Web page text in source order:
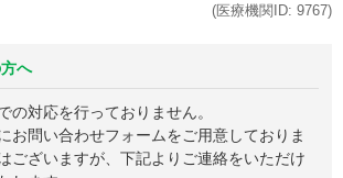
(医療機関ID: 9767)
へ
の対応を行っておりません。
お問い合わせフォームをご用意しておりま
ございますが、下記よりご連絡をいただけ